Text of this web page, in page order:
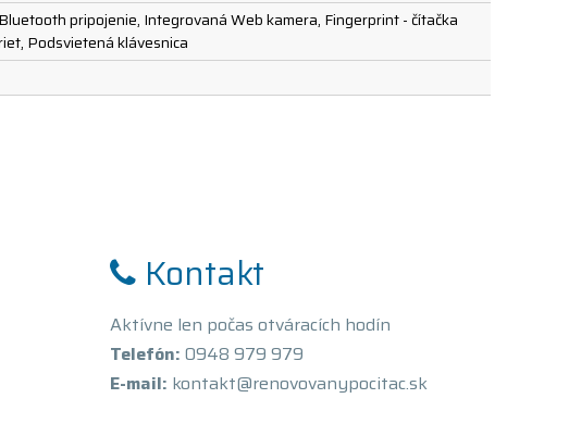
pripojenie, Integrovaná Web kamera, Fingerprint - čítačka
Podsvietená klávesnica
Kontakt
Aktívne len počas otváracích hodín
Telefón: 0948 979 979
E-mail: kontakt@renovovanypocitac.sk